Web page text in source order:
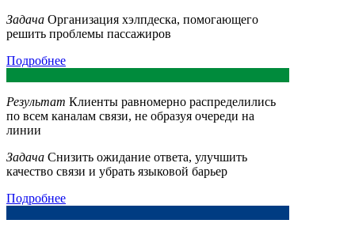
Задача Организация хэлпдеска, помогающего
решить проблемы пассажиров
Подробнее
Результат Клиенты равномерно распределились
по всем каналам связи, не образуя очереди на
линии
Задача Снизить ожидание ответа, улучшить
качество связи и убрать языковой барьер
Подробнее